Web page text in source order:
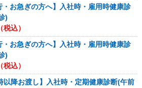
・お急ぎの方へ】入社時・雇用時健康診
)
税込）
・お急ぎの方へ】入社時・雇用時健康診
)
税込）
以降お渡し】入社時・定期健康診断(午前